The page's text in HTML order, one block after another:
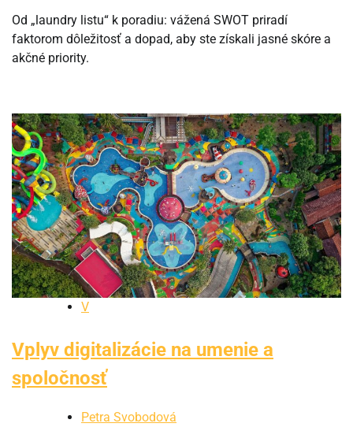
Od „laundry listu“ k poradiu: vážená SWOT priradí
faktorom dôležitosť a dopad, aby ste získali jasné skóre a
akčné priority.
V
Vplyv digitalizácie na umenie a
spoločnosť
Petra Svobodová